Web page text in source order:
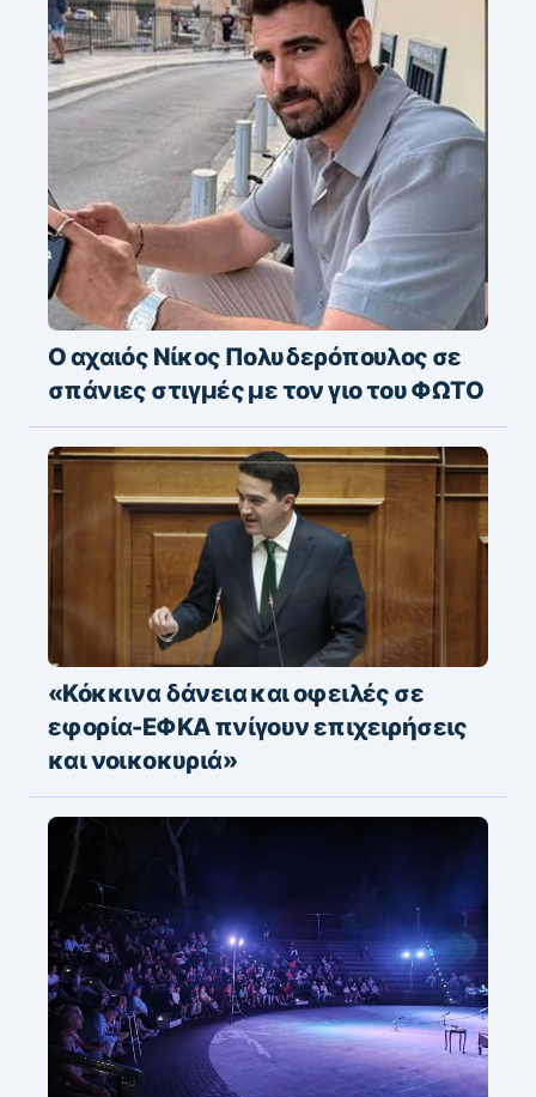
Ο αχαιός Νίκος Πολυδερόπουλος σε
σπάνιες στιγμές με τον γιο του ΦΩΤΟ
«Κόκκινα δάνεια και οφειλές σε
εφορία-ΕΦΚΑ πνίγουν επιχειρήσεις
και νοικοκυριά»